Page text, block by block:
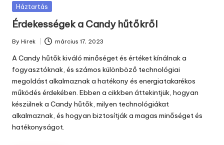
Posted
in
Háztartás
Érdekességek a Candy hűtőkről
Posted
by
By Hirek március 17, 2023
A Candy hűtők kiváló minőséget és értéket kínálnak a
fogyasztóknak, és számos különböző technológiai
megoldást alkalmaznak a hatékony és energiatakarékos
működés érdekében. Ebben a cikkben áttekintjük, hogyan
készülnek a Candy hűtők, milyen technológiákat
alkalmaznak, és hogyan biztosítják a magas minőséget és
hatékonyságot.